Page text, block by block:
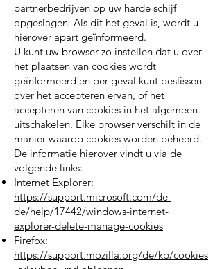
partnerbedrijven op uw harde schijf
opgeslagen. Als dit het geval is, wordt u
hierover apart geïnformeerd.
U kunt uw browser zo instellen dat u over
het plaatsen van cookies wordt
geïnformeerd en per geval kunt beslissen
over het accepteren ervan, of het
accepteren van cookies in het algemeen
uitschakelen. Elke browser verschilt in de
manier waarop cookies worden beheerd.
De informatie hierover vindt u via de
volgende links:
Internet Explorer:
https://support.microsoft.com/de-
de/help/17442/windows-internet-
explorer-delete-manage-cookies
Firefox:
https://support.mozilla.org/de/kb/cookies